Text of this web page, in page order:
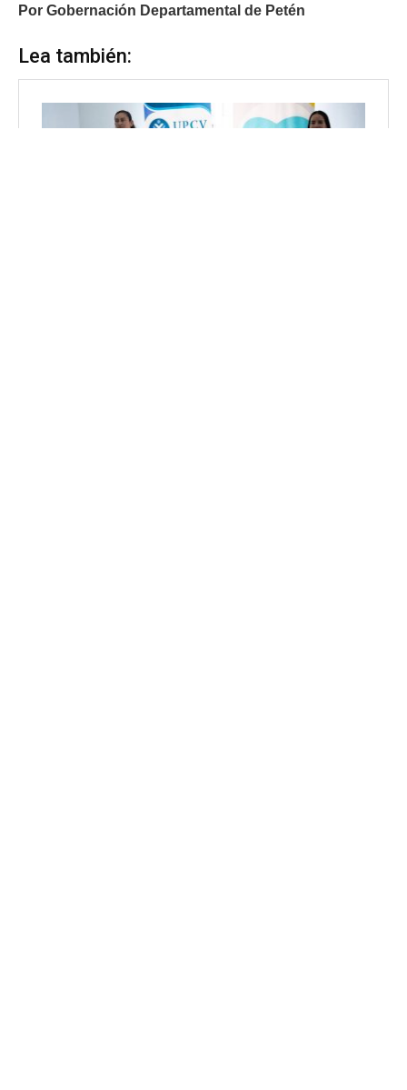
Por Gobernación Departamental de Petén
Lea también: